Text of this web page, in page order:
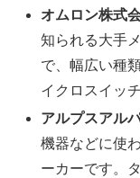
オムロン株式
知られる大手
で、幅広い種
イクロスイッ
アルプスアル
機器などに使
ーカーです。